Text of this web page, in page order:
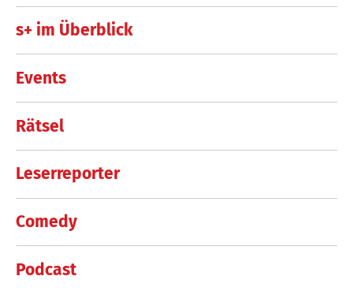
s+ im Überblick
Events
Rätsel
Leserreporter
Comedy
Podcast